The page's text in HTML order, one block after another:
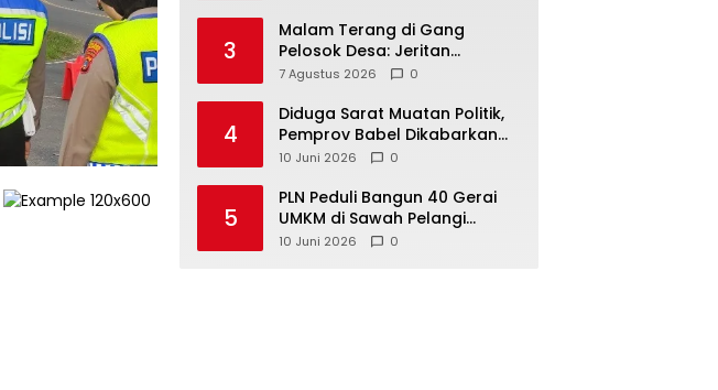
3
Malam Terang di Gang
Pelosok Desa: Jeritan
Harapan Ketua APDESI
Babel
7 Agustus 2026 0
4
‎Diduga Sarat Muatan Politik,
Pemprov Babel Dikabarkan
Lakukan Rotasi Besar-
10 Juni 2026 0
5
‎PLN Peduli Bangun 40 Gerai
UMKM di Sawah Pelangi
Namang, Dorong
10 Juni 2026 0